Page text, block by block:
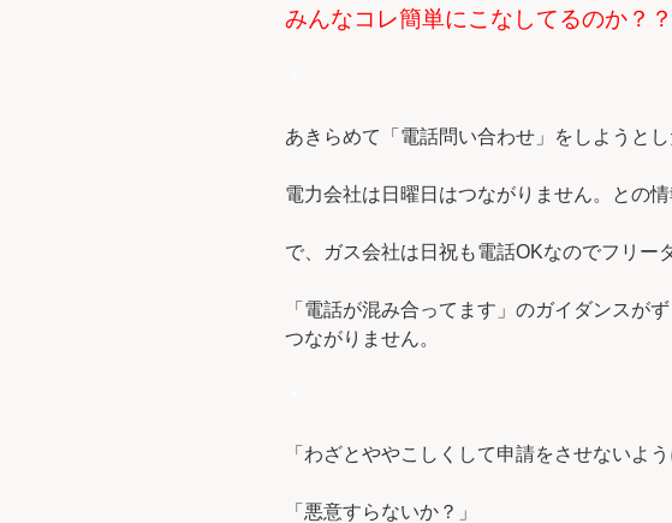
みんなコレ簡単にこなしてるのか？？
あきらめて「電話問い合わせ」をしようとし
電力会社は日曜日はつながりません。との情
で、ガス会社は日祝も電話OKなのでフリー
「電話が混み合ってます」のガイダンスが
つながりません。
「わざとややこしくして申請をさせないよう
「悪意すらないか？」